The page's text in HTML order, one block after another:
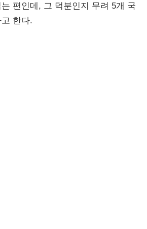
편인데, 그 덕분인지 무려 5개 국
한다.